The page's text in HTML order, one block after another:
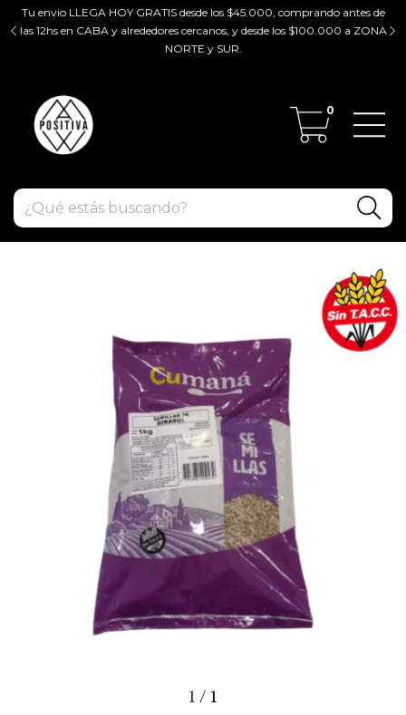
Tu envio LLEGA HOY GRATIS desde los $45.000, comprando antes de
las 12hs en CABA y alrededores cercanos, y desde los $100.000 a ZONA
NORTE y SUR.
0
1 / 1